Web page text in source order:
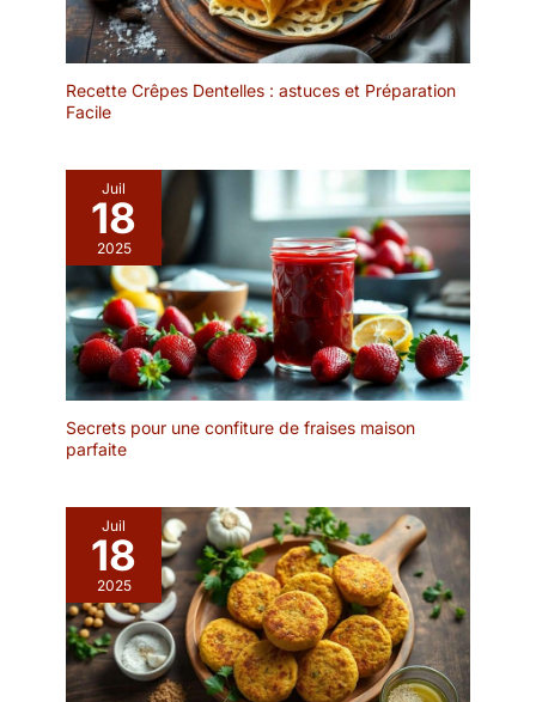
réduire la quantité de
déchets plastiques
générés lors de vos
événements
Recette Crêpes Dentelles : astuces et Préparation
Facile
Juil
18
2025
Secrets pour une confiture de fraises maison
parfaite
Juil
18
2025